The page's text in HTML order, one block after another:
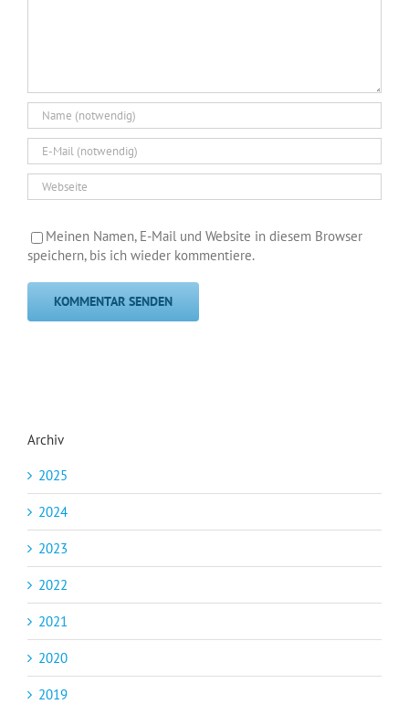
Meinen Namen, E-Mail und Website in diesem Browser
speichern, bis ich wieder kommentiere.
Archiv
2025
2024
2023
2022
2021
2020
2019